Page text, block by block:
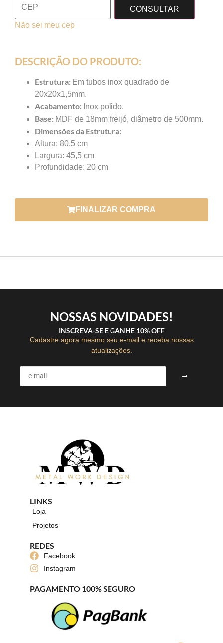
CONSULTAR
Não sei meu cep
DESCRIÇÃO DO PRODUTO:
Estrutura: Em tubos inox quadrado de
20x20x1,5mm.
Acabamento: Inox polido.
Base: MDF de 18mm freijó, diâmetro de 500mm.
Dimensões da Estrutura:
Altura: 80,5 cm
Largura: 45,5 cm
Profundidade: 20 cm
FINALIZAR COMPRA
NOSSAS NOVIDADES!
INSCREVA-SE E GANHE 10% OFF
Cadastre agora mesmo seu e-mail e receba nossas
atualizações.
LINKS
Loja
Projetos
REDES
Facebook
Instagram
PAGAMENTO 100% SEGURO